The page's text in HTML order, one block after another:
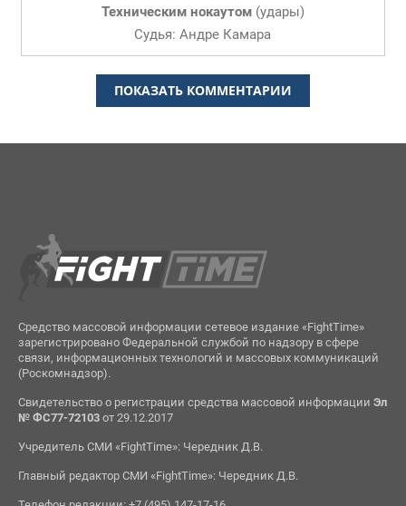
Техническим нокаутом(удары)
Судья: Андре Камара
ПОКАЗАТЬ КОММЕНТАРИИ
Средство массовой информации сетевое издание «FightTime»
зарегистрировано Федеральной службой по надзору в сфере
связи, информационных технологий и массовых коммуникаций
(Роскомнадзор).
Свидетельство о регистрации средства массовой информации Эл
№ ФС77-72103от 29.12.2017
Учредитель СМИ «FightTime»: Чередник Д.В.
Главный редактор СМИ «FightTime»: Чередник Д.В.